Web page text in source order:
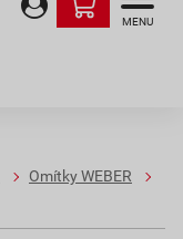
MENU
Omítky WEBER